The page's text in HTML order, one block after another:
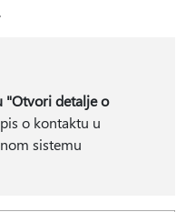
"Otvori detalje o
o kontaktu u
sistemu